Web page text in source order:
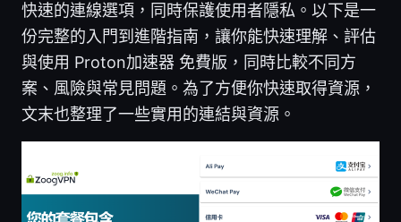
快速的連線選項，同時保護使用者隱私。以下是一
份完整的入門到進階指南，讓你能快速理解、評估
與使用 Proton加速器 免費版，同時比較不同方
案、風險與常見問題。為了方便你快速取得資源，
文末也整理了一些實用的連結與資源。